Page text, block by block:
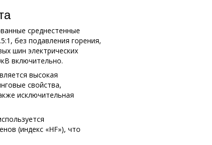
среднестенные
без подавления горения,
шин электрических
включительно.
высокая
свойства,
исключительная
(индекс «HF»), что